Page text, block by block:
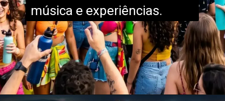
música e experiências.